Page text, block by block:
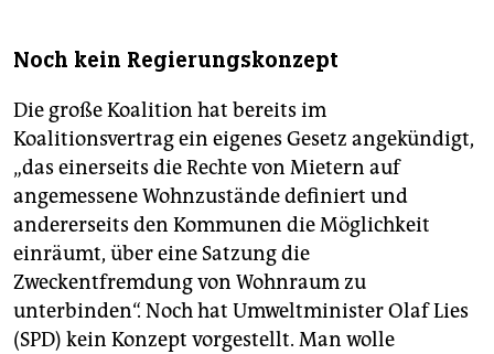
Noch kein Regierungskonzept
Die große Koalition hat bereits im
Koalitionsvertrag ein eigenes Gesetz angekündigt,
„das einerseits die Rechte von Mietern auf
angemessene Wohnzustände definiert und
andererseits den Kommunen die Möglichkeit
einräumt, über eine Satzung die
Zweckentfremdung von Wohnraum zu
unterbinden“. Noch hat Umweltminister Olaf Lies
(SPD) kein Konzept vorgestellt. Man wolle